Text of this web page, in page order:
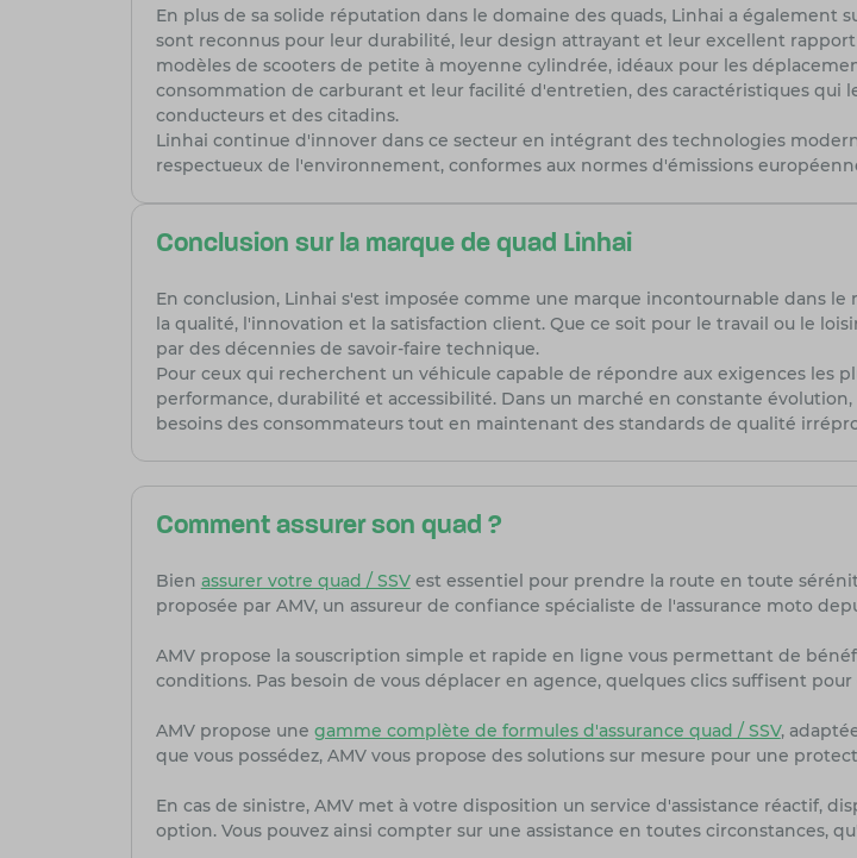
En plus de sa solide réputation dans le domaine des quads, Linhai a également
sont reconnus pour leur durabilité, leur design attrayant et leur excellent
modèles de scooters de petite à moyenne cylindrée, idéaux pour les
consommation de carburant et leur facilité d'entretien, des caractéristiques qui
conducteurs et des citadins.
Linhai continue d'innover dans ce secteur en intégrant des technologies
respectueux de l'environnement, conformes aux normes d'émissions
Conclusion sur la marque de quad Linhai
En conclusion, Linhai s'est imposée comme une marque incontournable dans
la qualité, l'innovation et la satisfaction client. Que ce soit pour le travail ou le
par des décennies de savoir-faire technique.
Pour ceux qui recherchent un véhicule capable de répondre aux exigences les
performance, durabilité et accessibilité. Dans un marché en constante
besoins des consommateurs tout en maintenant des standards de qualité
Comment assurer son quad ?
Bien assurer votre quad / SSVest essentiel pour prendre la route en toute
proposée par AMV, un assureur de confiance spécialiste de l'assurance moto
AMV propose la souscription simple et rapide en ligne vous permettant de
conditions. Pas besoin de vous déplacer en agence, quelques clics suffisent pour
AMV propose une gamme complète de formules d'assurance quad / SSV,
que vous possédez, AMV vous propose des solutions sur mesure pour une
En cas de sinistre, AMV met à votre disposition un service d'assistance réactif,
option. Vous pouvez ainsi compter sur une assistance en toutes circonstances,